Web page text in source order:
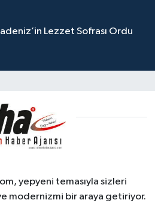
Lezzet Sofrası Ordu
yepyeni temasıyla sizleri
modernizmi bir araya getiriyor.